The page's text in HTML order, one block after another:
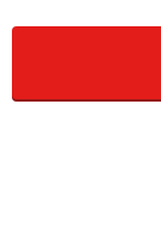
の変化を見極
時代は平成と